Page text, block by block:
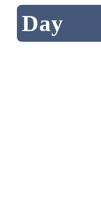
Day